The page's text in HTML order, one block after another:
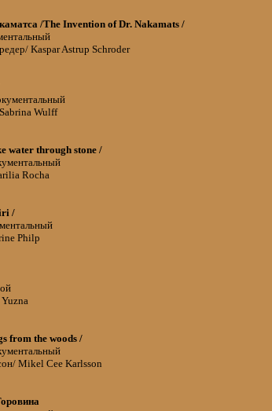
/The Invention of Dr. Nakamats /
Kaspar Astrup Schroder
Wulff
water through stone /
Rocha
/
Philp
from the woods /
Mikel Cee Karlsson